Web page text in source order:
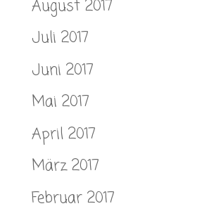
August 2017
Juli 2017
Juni 2017
Mai 2017
April 2017
März 2017
Februar 2017